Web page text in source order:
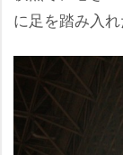
に足を踏み入